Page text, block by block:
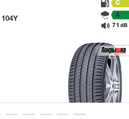
104Y
C
A
71 dB